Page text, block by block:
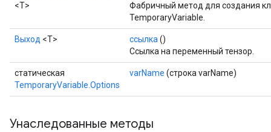
<T>
Фабричный метод для создания
TemporaryVariable.
Выход <Т> ссылка ()
Ссылка на переменный тензор.
статическая
TemporaryVariable.Options
varName (строка varName)
Унаследованные методы